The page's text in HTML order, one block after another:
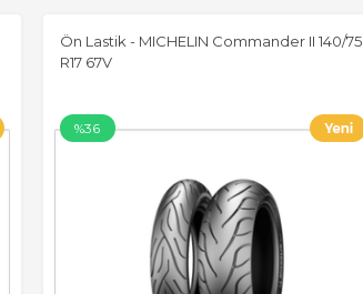
Ön Lastik - MICHELIN Commander II 140/75
R17 67V
%36